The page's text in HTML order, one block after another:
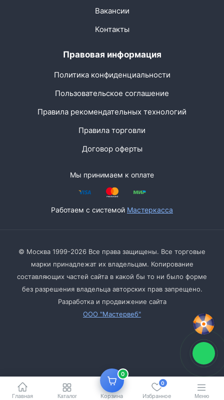
Главная Каталог
0
Корзина Избранное
0
Меню
Вакансии
Контакты
Правовая информация
Политика конфиденциальности
Пользовательское соглашение
Правила рекомендательных технологий
Правила торговли
Договор оферты
Мы принимаем к оплате
Работаем с системой Мастеркасса
© Москва 1999-2026 Все права защищены. Все торговые
марки принадлежат их владельцам. Копирование
составляющих частей сайта в какой бы то ни было форме
без разрешения владельца авторских прав запрещено.
Разработка и продвижение сайта
ООО "Мастервеб"